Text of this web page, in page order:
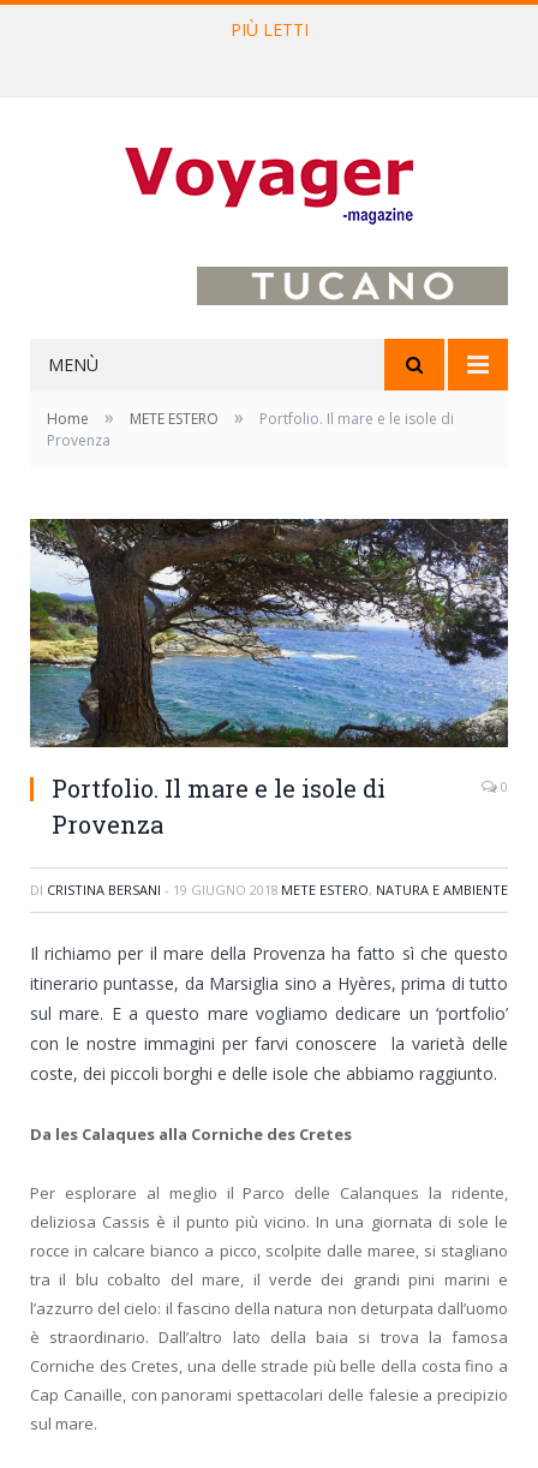
PIÙ LETTI
MENÙ
Home » METE ESTERO »
Portfolio. Il mare e le isole di
Provenza
Portfolio. Il mare e le isole di
Provenza
0
DI CRISTINA BERSANI - 19 GIUGNO 2018 METE ESTERO, NATURA E AMBIENTE
Il richiamo per il mare della Provenza ha fatto sì che questo
itinerario puntasse, da Marsiglia sino a Hyères, prima di tutto
sul mare. E a questo mare vogliamo dedicare un ‘portfolio’
con le nostre immagini per farvi conoscere la varietà delle
coste, dei piccoli borghi e delle isole che abbiamo raggiunto.
Da les Calaques alla Corniche des Cretes
Per esplorare al meglio il Parco delle Calanques la ridente,
deliziosa Cassis è il punto più vicino. In una giornata di sole le
rocce in calcare bianco a picco, scolpite dalle maree, si stagliano
tra il blu cobalto del mare, il verde dei grandi pini marini e
l’azzurro del cielo: il fascino della natura non deturpata dall’uomo
è straordinario. Dall’altro lato della baia si trova la famosa
Corniche des Cretes, una delle strade più belle della costa fino a
Cap Canaille, con panorami spettacolari delle falesie a precipizio
sul mare.